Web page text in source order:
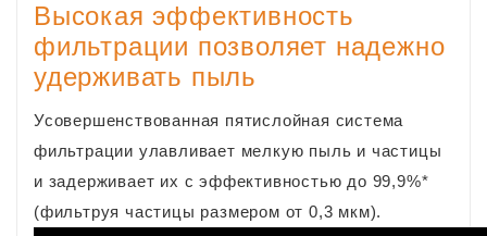
Высокая эффективность
фильтрации позволяет надежно
удерживать пыль
Усовершенствованная пятислойная система
фильтрации улавливает мелкую пыль и частицы
и задерживает их с эффективностью до 99,9%*
(фильтруя частицы размером от 0,3 мкм).